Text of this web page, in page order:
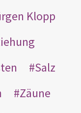
Klopp
Salz
Zäune